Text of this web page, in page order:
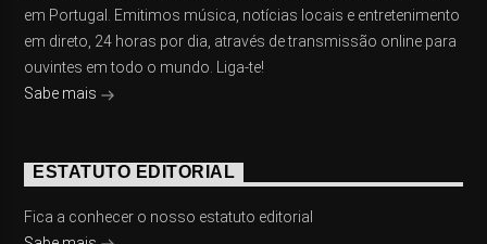
em Portugal. Emitimos música, notícias locais e entretenimento
em direto, 24 horas por dia, através de transmissão online para
ouvintes em todo o mundo. Liga-te!
Sabe mais
ESTATUTO EDITORIAL
Fica a conhecer o nosso estatuto editorial